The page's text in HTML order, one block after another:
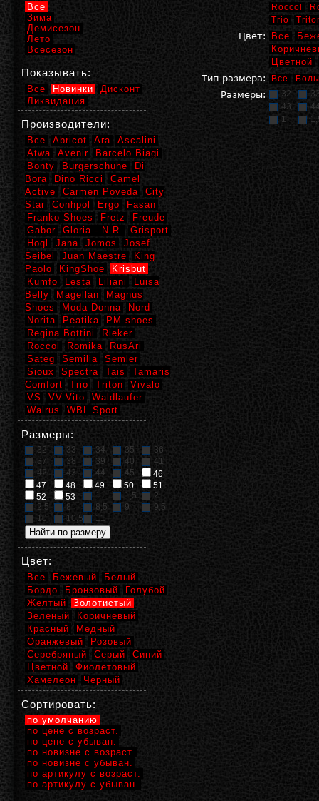
Roccol
Trio
Цвет: Все
Цветной
Тип размера:
Все
Размеры: 32
43
1
Все
Зима
Демисезон
Лето
Всесезон
Показывать:
Все Новинки
Дисконт
Ликвидация
Производители:
Все Abricot Ara
Ascalini
Atwa
Avenir
Barcelo Biagi
Bonty
Burgerschuhe
Di
Bora
Dino Ricci
Camel
Active
Carmen Poveda
City
Star
Conhpol Ergo
Fasan
Franko Shoes
Fretz
Freude
Gabor
Gloria - N.R.
Grisport
Hogl
Jana Jomos
Josef
Seibel
Juan Maestre
King
Paolo
KingShoe
Krisbut
Kumfo
Lesta Liliani
Luisa
Belly
Magellan
Magnus
Shoes
Moda Donna
Nord
Norita
Peatika
PM-shoes
Regina Bottini
Rieker
Roccol
Romika
RusAri
Sateg
Semilia
Semler
Sioux
Spectra Tais
Tamaris
Comfort
Trio Triton
Vivalo
VS
VV-Vito
Waldlaufer
Walrus
WBL Sport
Размеры:
32 33 34 35
36
37
38 39 40
41
42
43 44 45
46
47
48 49 50
51
52
53 1 1,5
2
2,5
8 8,5 9
9,5
10
10,5 11
Цвет:
Все Бежевый
Белый
Бордо
Бронзовый
Голубой
Желтый
Золотистый
Зеленый
Коричневый
Красный
Медный
Оранжевый
Розовый
Серебряный
Серый
Синий
Цветной
Фиолетовый
Хамелеон
Черный
Сортировать:
по умолчанию
по цене с возраст.
по цене с убыван.
по новизне с возраст.
по новизне с убыван.
по артикулу с возраст.
по артикулу с убыван.